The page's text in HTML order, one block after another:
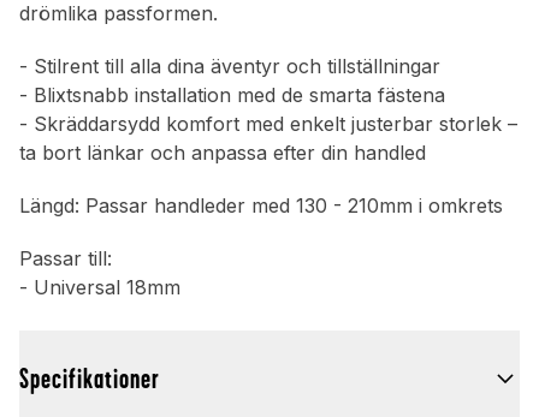
drömlika passformen.
- Stilrent till alla dina äventyr och tillställningar
- Blixtsnabb installation med de smarta fästena
- Skräddarsydd komfort med enkelt justerbar storlek –
ta bort länkar och anpassa efter din handled
Längd: Passar handleder med 130 - 210mm i omkrets
Passar till:
- Universal 18mm
Specifikationer